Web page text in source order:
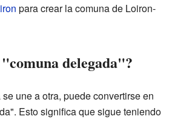
para crear la comuna de Loiron-
delegada"?
une a otra, puede convertirse en
Esto significa que sigue teniendo